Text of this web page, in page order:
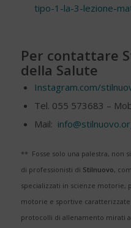
tipo-1-la-3-lezione-
Per contattare
della Salute
Instagram.com/
Tel. 055 573683 –
Mail:
** Fosse solo una palestra, non
di professionisti di Stilnuovo,
specializzati in scienze motorie,
motorie e sportive
protocolli di allenamento mirati